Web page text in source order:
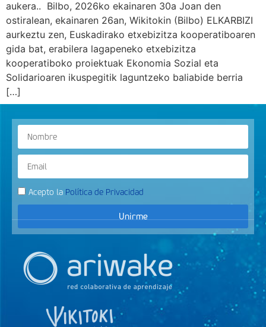
aukera.. Bilbo, 2026ko ekainaren 30a Joan den
ostiralean, ekainaren 26an, Wikitokin (Bilbo) ELKARBIZI
aurkeztu zen, Euskadirako etxebizitza kooperatiboaren
gida bat, erabilera lagapeneko etxebizitza
kooperatiboko proiektuak Ekonomia Sozial eta
Solidarioaren ikuspegitik laguntzeko baliabide berria
[…]
Acepto la Política de Privacidad
Unirme